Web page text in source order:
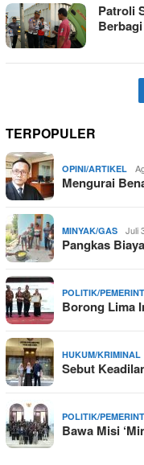
Patroli
TERPOPULER
OPINI/ARTIKEL
Mengurai
MINYAK/GAS Juli
Pangkas
POLITIK/
Borong Lima
HUKUM/KRIMINAL
Sebut
POLITIK/
Bawa Misi